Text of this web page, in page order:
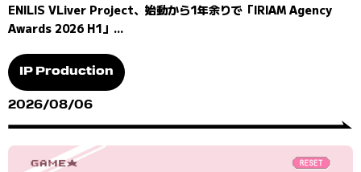
ENILIS VLiver Project、始動から1年余りで「IRIAM Agency
Awards 2026 H1」...
IP Production
2026/08/06